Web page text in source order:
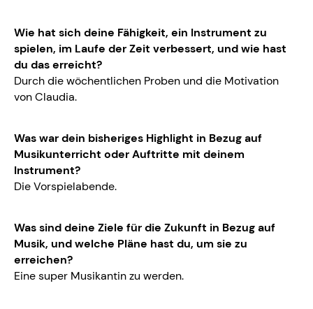
Wie hat sich deine Fähigkeit, ein Instrument zu
spielen, im Laufe der Zeit verbessert, und wie hast
du das erreicht?
Durch die wöchentlichen Proben und die Motivation
von Claudia.
Was war dein bisheriges Highlight in Bezug auf
Musikunterricht oder Auftritte mit deinem
Instrument?
Die Vorspielabende.
Was sind deine Ziele für die Zukunft in Bezug auf
Musik, und welche Pläne hast du, um sie zu
erreichen?
Eine super Musikantin zu werden.